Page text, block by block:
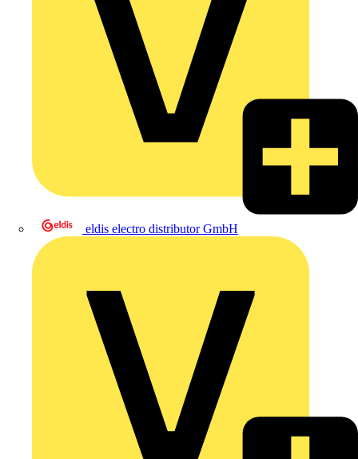
eldis electro distributor GmbH